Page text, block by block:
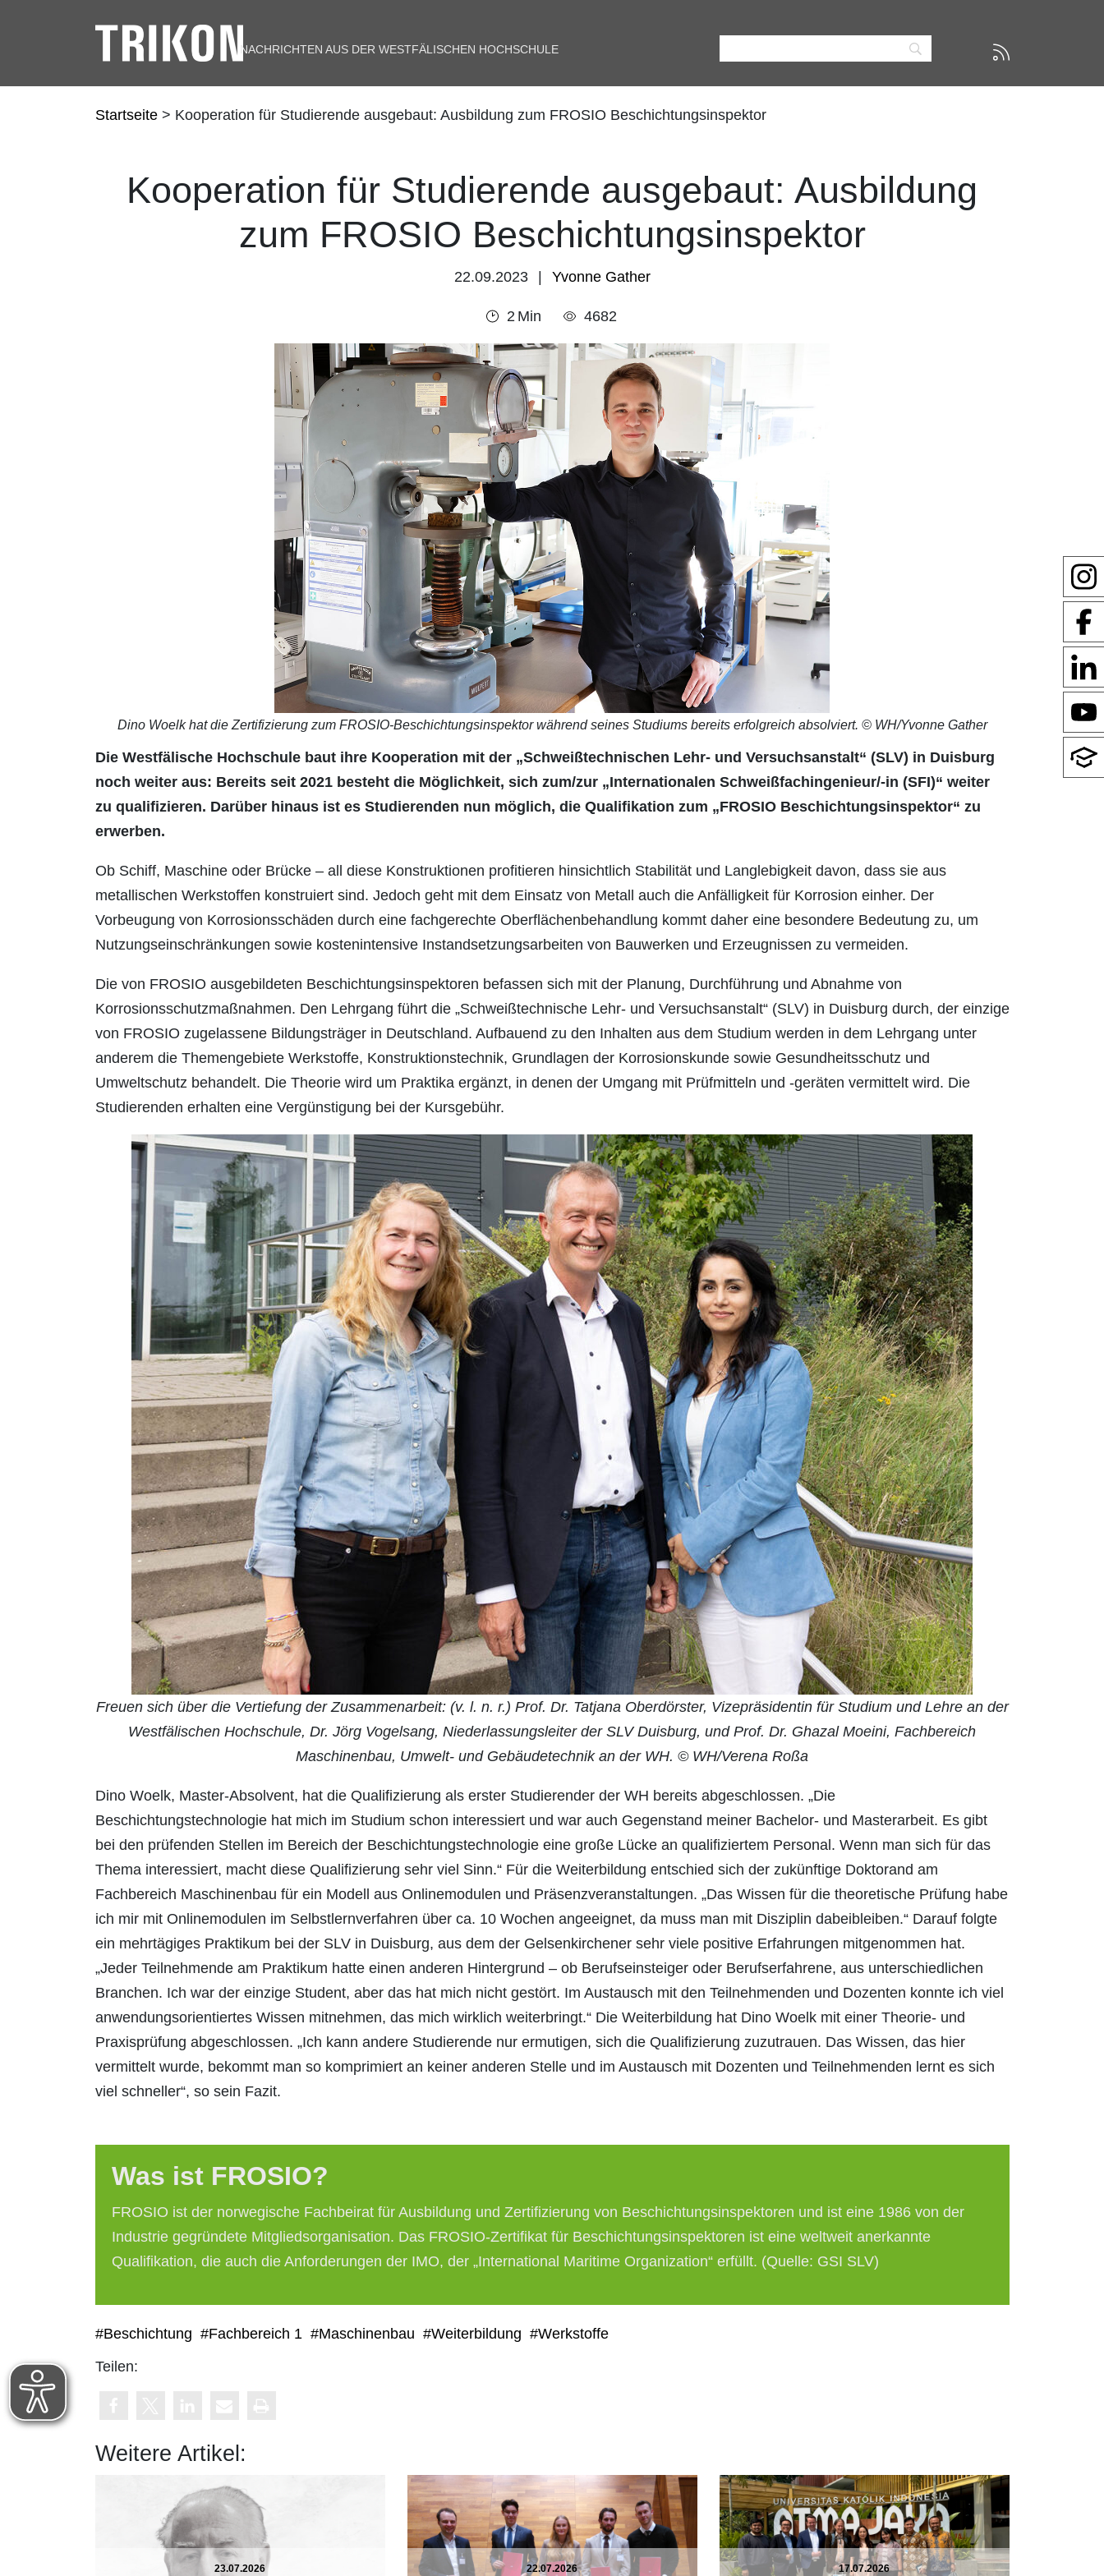
NACHRICHTEN AUS DER WESTFÄLISCHEN HOCHSCHULE
Startseite > Kooperation für Studierende ausgebaut: Ausbildung zum FROSIO Beschichtungsinspektor
Kooperation für Studierende ausgebaut: Ausbildung
zum FROSIO Beschichtungsinspektor
22.09.2023 Yvonne Gather
2 Min 4682
Dino Woelk hat die Zertifizierung zum FROSIO-Beschichtungsinspektor während seines Studiums bereits erfolgreich absolviert. © WH/Yvonne Gather
Die Westfälische Hochschule baut ihre Kooperation mit der „Schweißtechnischen Lehr- und Versuchsanstalt“ (SLV) in Duisburg
noch weiter aus: Bereits seit 2021 besteht die Möglichkeit, sich zum/zur „Internationalen Schweißfachingenieur/-in (SFI)“ weiter
zu qualifizieren. Darüber hinaus ist es Studierenden nun möglich, die Qualifikation zum „FROSIO Beschichtungsinspektor“ zu
erwerben.
Ob Schiff, Maschine oder Brücke – all diese Konstruktionen profitieren hinsichtlich Stabilität und Langlebigkeit davon, dass sie aus
metallischen Werkstoffen konstruiert sind. Jedoch geht mit dem Einsatz von Metall auch die Anfälligkeit für Korrosion einher. Der
Vorbeugung von Korrosionsschäden durch eine fachgerechte Oberflächenbehandlung kommt daher eine besondere Bedeutung zu, um
Nutzungseinschränkungen sowie kostenintensive Instandsetzungsarbeiten von Bauwerken und Erzeugnissen zu vermeiden.
Die von FROSIO ausgebildeten Beschichtungsinspektoren befassen sich mit der Planung, Durchführung und Abnahme von
Korrosionsschutzmaßnahmen. Den Lehrgang führt die „Schweißtechnische Lehr- und Versuchsanstalt“ (SLV) in Duisburg durch, der einzige
von FROSIO zugelassene Bildungsträger in Deutschland. Aufbauend zu den Inhalten aus dem Studium werden in dem Lehrgang unter
anderem die Themengebiete Werkstoffe, Konstruktionstechnik, Grundlagen der Korrosionskunde sowie Gesundheitsschutz und
Umweltschutz behandelt. Die Theorie wird um Praktika ergänzt, in denen der Umgang mit Prüfmitteln und -geräten vermittelt wird. Die
Studierenden erhalten eine Vergünstigung bei der Kursgebühr.
Freuen sich über die Vertiefung der Zusammenarbeit: (v. l. n. r.) Prof. Dr. Tatjana Oberdörster, Vizepräsidentin für Studium und Lehre an der
Westfälischen Hochschule, Dr. Jörg Vogelsang, Niederlassungsleiter der SLV Duisburg, und Prof. Dr. Ghazal Moeini, Fachbereich
Maschinenbau, Umwelt- und Gebäudetechnik an der WH. © WH/Verena Roßa
Dino Woelk, Master-Absolvent, hat die Qualifizierung als erster Studierender der WH bereits abgeschlossen. „Die
Beschichtungstechnologie hat mich im Studium schon interessiert und war auch Gegenstand meiner Bachelor- und Masterarbeit. Es gibt
bei den prüfenden Stellen im Bereich der Beschichtungstechnologie eine große Lücke an qualifiziertem Personal. Wenn man sich für das
Thema interessiert, macht diese Qualifizierung sehr viel Sinn.“ Für die Weiterbildung entschied sich der zukünftige Doktorand am
Fachbereich Maschinenbau für ein Modell aus Onlinemodulen und Präsenzveranstaltungen. „Das Wissen für die theoretische Prüfung habe
ich mir mit Onlinemodulen im Selbstlernverfahren über ca. 10 Wochen angeeignet, da muss man mit Disziplin dabeibleiben.“ Darauf folgte
ein mehrtägiges Praktikum bei der SLV in Duisburg, aus dem der Gelsenkirchener sehr viele positive Erfahrungen mitgenommen hat.
„Jeder Teilnehmende am Praktikum hatte einen anderen Hintergrund – ob Berufseinsteiger oder Berufserfahrene, aus unterschiedlichen
Branchen. Ich war der einzige Student, aber das hat mich nicht gestört. Im Austausch mit den Teilnehmenden und Dozenten konnte ich viel
anwendungsorientiertes Wissen mitnehmen, das mich wirklich weiterbringt.“ Die Weiterbildung hat Dino Woelk mit einer Theorie- und
Praxisprüfung abgeschlossen. „Ich kann andere Studierende nur ermutigen, sich die Qualifizierung zuzutrauen. Das Wissen, das hier
vermittelt wurde, bekommt man so komprimiert an keiner anderen Stelle und im Austausch mit Dozenten und Teilnehmenden lernt es sich
viel schneller“, so sein Fazit.
Was ist FROSIO?
FROSIO ist der norwegische Fachbeirat für Ausbildung und Zertifizierung von Beschichtungsinspektoren und ist eine 1986 von der
Industrie gegründete Mitgliedsorganisation. Das FROSIO-Zertifikat für Beschichtungsinspektoren ist eine weltweit anerkannte
Qualifikation, die auch die Anforderungen der IMO, der „International Maritime Organization“ erfüllt. (Quelle: GSI SLV)
#Beschichtung #Fachbereich 1 #Maschinenbau #Weiterbildung #Werkstoffe
Teilen:
Weitere Artikel:
23.07.2026 22.07.2026 17.07.2026